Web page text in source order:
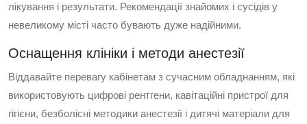
лікування і результати. Рекомендації знайомих і сусідів у
невеликому місті часто бувають дуже надійними.
Оснащення клініки і методи анестезії
Віддавайте перевагу кабінетам з сучасним обладнанням, які
використовують цифрові рентгени, кавітаційні пристрої для
гігієни, безболісні методики анестезії і дитячі матеріали для